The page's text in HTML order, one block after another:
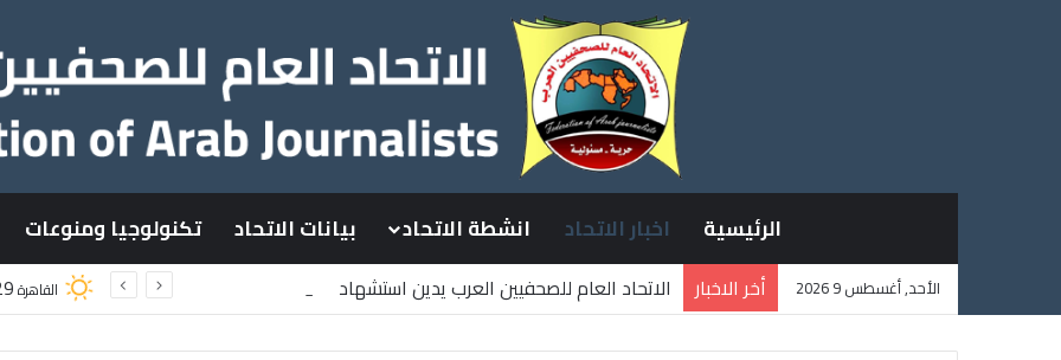
الرئيسية اخبار الاتحاد انشطة الاتحاد بيانات الاتحاد تكنولوجيا ومنوعات
الأحد, أغسطس 9 2026 أخر الاخبار
الاتحاد العام للصحفيين العرب يدين استشهاد
القاهرة